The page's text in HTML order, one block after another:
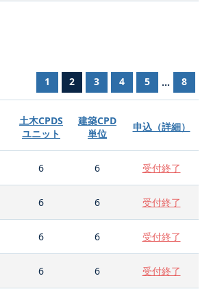
1 2 3 4 5 ... 8
土木CPDS
ユニット
建築CPD
単位
申込（詳細）
6 6 受付終了
6 6 受付終了
6 6 受付終了
6 6 受付終了